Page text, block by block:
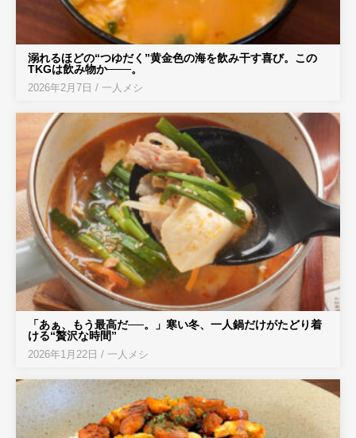
溺れるほどの“つゆだく”黄金色の海を飲み干す喜び。この
TKGは飲み物か───。
2026年2月7日 / 一人メシ
「あぁ、もう最高だ──。」寒い冬、一人鍋だけがたどり着
ける“贅沢な時間”
2026年1月22日 / 一人メシ